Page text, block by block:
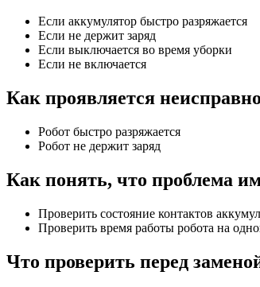
Если аккумулятор быстро разряжается
Если не держит заряд
Если выключается во время уборки
Если не включается
Как проявляется
Робот быстро разряжается
Робот не держит заряд
Как понять, что проблема
Проверить состояние контактов
Проверить время работы робота на
Что проверить перед